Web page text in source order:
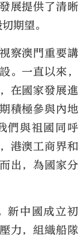
展提供了清晰
期望。
察澳門重要講
。一直以來，
在國家發展進
積極參與內地
們與祖國同呼
港澳工商界和
出，為國家分
新中國成立初
力，組織船隊